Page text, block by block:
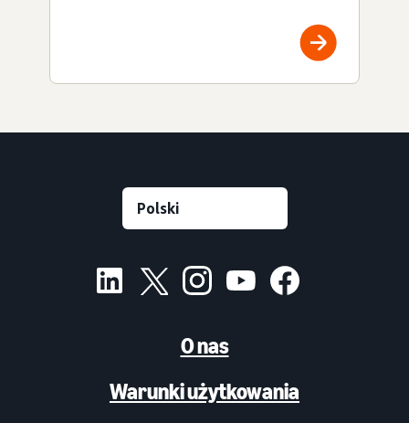
O nas
Warunki użytkowania